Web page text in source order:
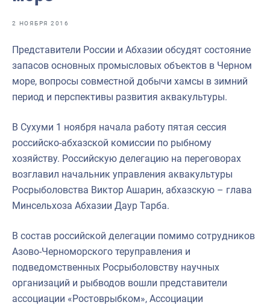
Отраслевые СМИ
Научно-практическая литература
Отрасль в цифрах
Инфографика
Большая африканская экспедиция
События в России и мире
2 НОЯБРЯ 2016
Представители России и Абхазии обсудят состояние
запасов основных промысловых объектов в Черном
море, вопросы совместной добычи хамсы в зимний
период и перспективы развития аквакультуры.
В Сухуми 1 ноября начала работу пятая сессия
российско-абхазской комиссии по рыбному
хозяйству. Российскую делегацию на переговорах
возглавил начальник управления аквакультуры
Росрыболовства Виктор Ашарин, абхазскую – глава
Минсельхоза Абхазии Даур Тарба.
В состав российской делегации помимо сотрудников
Азово-Черноморского теруправления и
подведомственных Росрыболовству научных
организаций и рыбводов вошли представители
ассоциации «Ростоврыбком», Ассоциации